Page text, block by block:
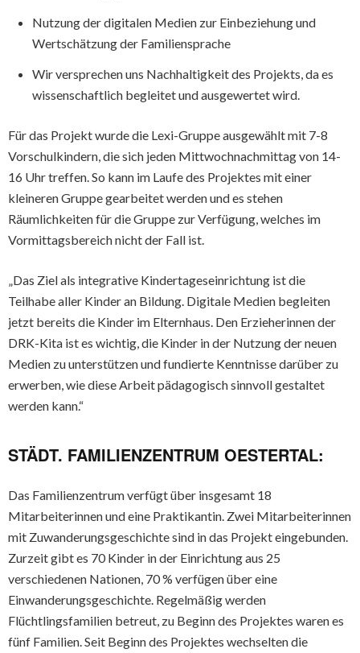
Nutzung der digitalen Medien zur Einbeziehung und
Wertschätzung der Familiensprache
Wir versprechen uns Nachhaltigkeit des Projekts, da es
wissenschaftlich begleitet und ausgewertet wird.
Für das Projekt wurde die Lexi-Gruppe ausgewählt mit 7-8
Vorschulkindern, die sich jeden Mittwochnachmittag von 14-
16 Uhr treffen. So kann im Laufe des Projektes mit einer
kleineren Gruppe gearbeitet werden und es stehen
Räumlichkeiten für die Gruppe zur Verfügung, welches im
Vormittagsbereich nicht der Fall ist.
„Das Ziel als integrative Kindertageseinrichtung ist die
Teilhabe aller Kinder an Bildung. Digitale Medien begleiten
jetzt bereits die Kinder im Elternhaus. Den Erzieherinnen der
DRK-Kita ist es wichtig, die Kinder in der Nutzung der neuen
Medien zu unterstützen und fundierte Kenntnisse darüber zu
erwerben, wie diese Arbeit pädagogisch sinnvoll gestaltet
werden kann.“
STÄDT. FAMILIENZENTRUM OESTERTAL:
Das Familienzentrum verfügt über insgesamt 18
Mitarbeiterinnen und eine Praktikantin. Zwei Mitarbeiterinnen
mit Zuwanderungsgeschichte sind in das Projekt eingebunden.
Zurzeit gibt es 70 Kinder in der Einrichtung aus 25
verschiedenen Nationen, 70 % verfügen über eine
Einwanderungsgeschichte. Regelmäßig werden
Flüchtlingsfamilien betreut, zu Beginn des Projektes waren es
fünf Familien. Seit Beginn des Projektes wechselten die